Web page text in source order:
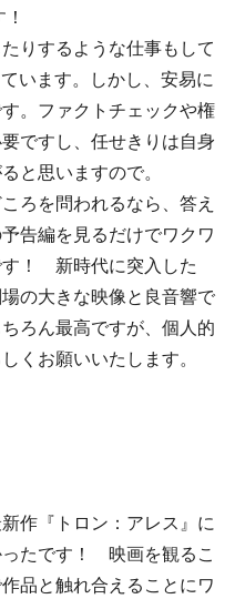
りするような仕事もして
います。しかし、安易に
。ファクトチェックや権
ですし、任せきりは自身
と思いますので。
ろを問われるなら、答え
告編を見るだけでワクワ
！ 新時代に突入した
の大きな映像と良音響で
ろん最高ですが、個人的
お願いいたします。
作『トロン：アレス』に
たです！ 映画を観るこ
品と触れ合えることにワ